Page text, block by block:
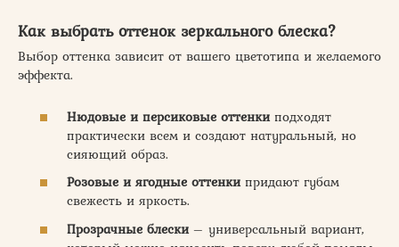
Как выбрать оттенок зеркального блеска?
Выбор оттенка зависит от вашего цветотипа и желаемого
эффекта.
Нюдовые и персиковые оттенкиподходят
практически всем и создают натуральный, но
сияющий образ.
Розовые и ягодные оттенкипридают губам
свежесть и яркость.
Прозрачные блески– универсальный вариант,